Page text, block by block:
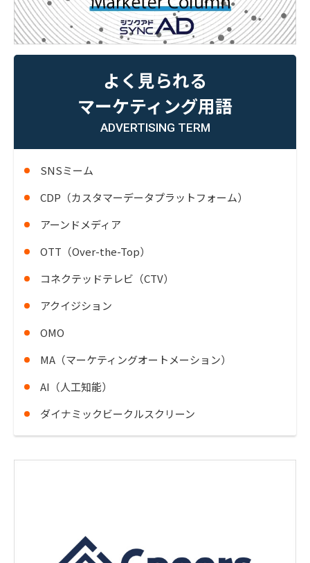
よく見られる
マーケティング用語
ADVERTISING TERM
SNSミーム
CDP（カスタマーデータプラットフォーム）
アーンドメディア
OTT（Over-the-Top）
コネクテッドテレビ（CTV）
アクイジション
OMO
MA（マーケティングオートメーション）
AI（人工知能）
ダイナミックビークルスクリーン